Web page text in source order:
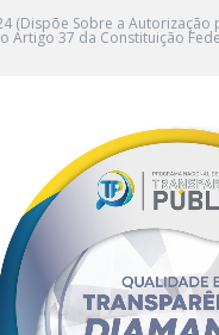
(Dispõe Sobre a
Artigo 37 da Constituição